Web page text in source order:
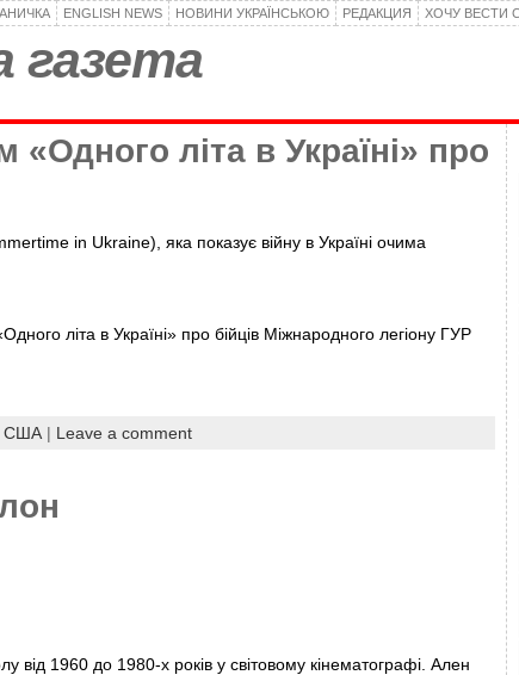
ENGLISH NEWS НОВИНИ УКРАЇНСЬКОЮ РЕДАКЦИЯ ХОЧУ ВЕСТИ
газета
літа в Україні» про
in Ukraine), яка показує війну в Україні очима
літа в Україні» про бійців Міжнародного легіону ГУР
США | Leave a comment
від 1960 до 1980-х років у світовому кінематографі. Ален